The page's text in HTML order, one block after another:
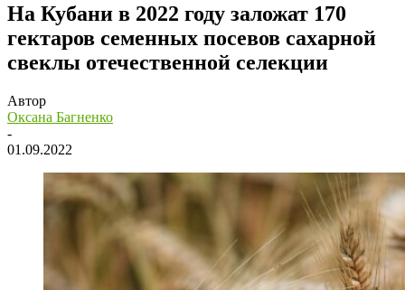
На Кубани в 2022 году заложат 170
гектаров семенных посевов сахарной
свеклы отечественной селекции
Автор
Оксана Багненко
-
01.09.2022